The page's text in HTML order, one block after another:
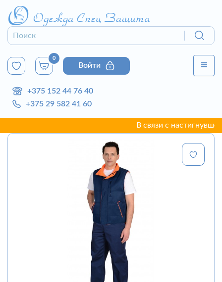
0
Войти
+375 152 44 76 40
+375 29 582 41 60
В связи с настигнувшей